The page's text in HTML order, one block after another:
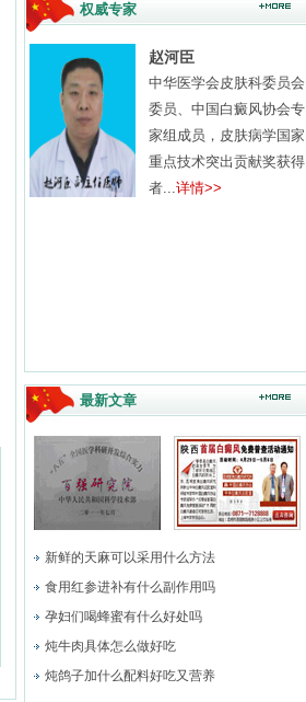
权威专家
赵河臣
中华医学会皮肤科委员会
委员、中国白癜风协会专
家组成员，皮肤病学国家
重点技术突出贡献奖获得
者...详情>>
最新文章
新鲜的天麻可以采用什么方法
食用红参进补有什么副作用吗
孕妇们喝蜂蜜有什么好处吗
炖牛肉具体怎么做好吃
炖鸽子加什么配料好吃又营养